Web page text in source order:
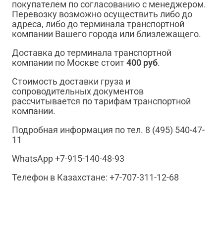
покупателем по согласованию с менеджером.
Перевозку возможно осуществить либо до
адреса, либо до терминала транспортной
компании Вашего города или близлежащего.
Доставка до терминала транспортной
компании по Москве стоит400 руб.
Стоимость доставки груза и
сопроводительных документов
рассчитывается по тарифам транспортной
компании.
Подробная информация по тел. 8 (495) 540-47-
11
WhatsApp +7-915-140-48-93
Телефон в Казахстане: +7-707-311-12-68